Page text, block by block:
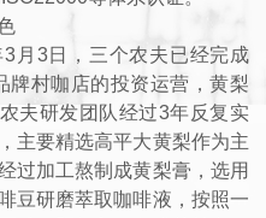
月3日，三个农夫已经完成
牌村咖店的投资运营，黄梨
夫研发团队经过3年反复实
主要精选高平大黄梨作为主
过加工熬制成黄梨膏，选用
豆研磨萃取咖啡液，按照一